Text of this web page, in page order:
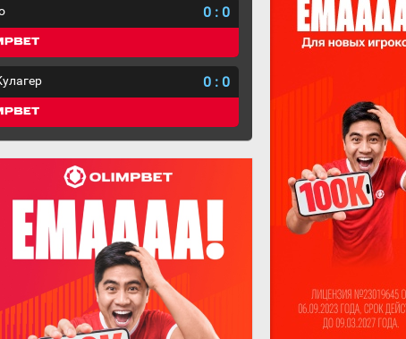
0 : 0
0 : 0